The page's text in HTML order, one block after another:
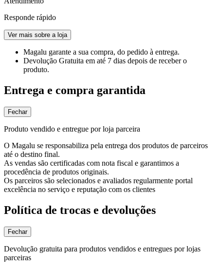
Responde rápido
Ver mais sobre a loja
Magalu garante a sua compra, do pedido à entrega.
Devolução Gratuita em até 7 dias depois de receber o
produto.
Entrega e compra garantida
Fechar
Produto vendido e entregue por loja parceira
O Magalu se responsabiliza pela entrega dos produtos de parceiros
até o destino final.
As vendas são certificadas com nota fiscal e garantimos a
procedência de produtos originais.
Os parceiros são selecionados e avaliados regularmente portal
excelência no serviço e reputação com os clientes
Política de trocas e devoluções
Fechar
Devolução gratuita para produtos vendidos e entregues por lojas
parceiras